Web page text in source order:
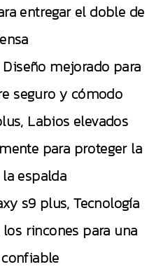
entregar el doble de
mejorado para
seguro y cómodo
Labios elevados
para proteger la
espalda
s9 plus, Tecnología
rincones para una